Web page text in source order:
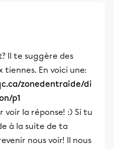
Il te suggère des
tiennes. En voici une:
zonedentraide/di
p1
voir la réponse! :) Si tu
à la suite de ta
nous voir! Il nous